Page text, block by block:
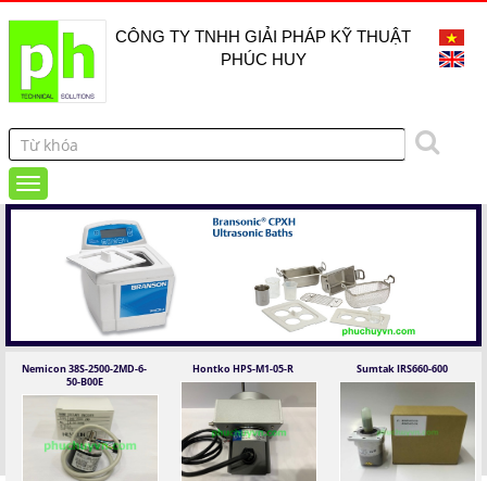
CÔNG TY TNHH GIẢI PHÁP KỸ THUẬT
PHÚC HUY
Nemicon 38S-2500-2MD-6-
50-B00E
Hontko HPS-M1-05-R Sumtak IRS660-600